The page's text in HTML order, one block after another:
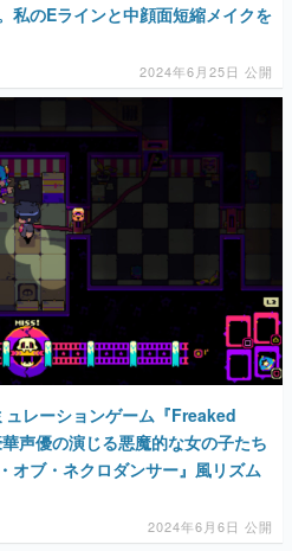
私のEラインと中顔面短縮メイクを
2024年6月25日 公開
レーションゲーム『Freaked
声優の演じる悪魔的な女の子たち
オブ・ネクロダンサー』風リズム
2024年6月6日 公開